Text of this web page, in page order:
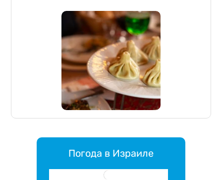
Погода в Израиле